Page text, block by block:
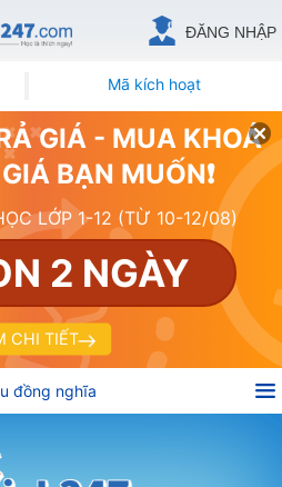
ĐĂNG NHẬP
Mã kích hoạt
GIÁ - MUA KHOÁ
BẠN MUỐN❗
LỚP 1-12 (TỪ 10-12/08)
2 NGÀY
CHI TIẾT
đồng nghĩa